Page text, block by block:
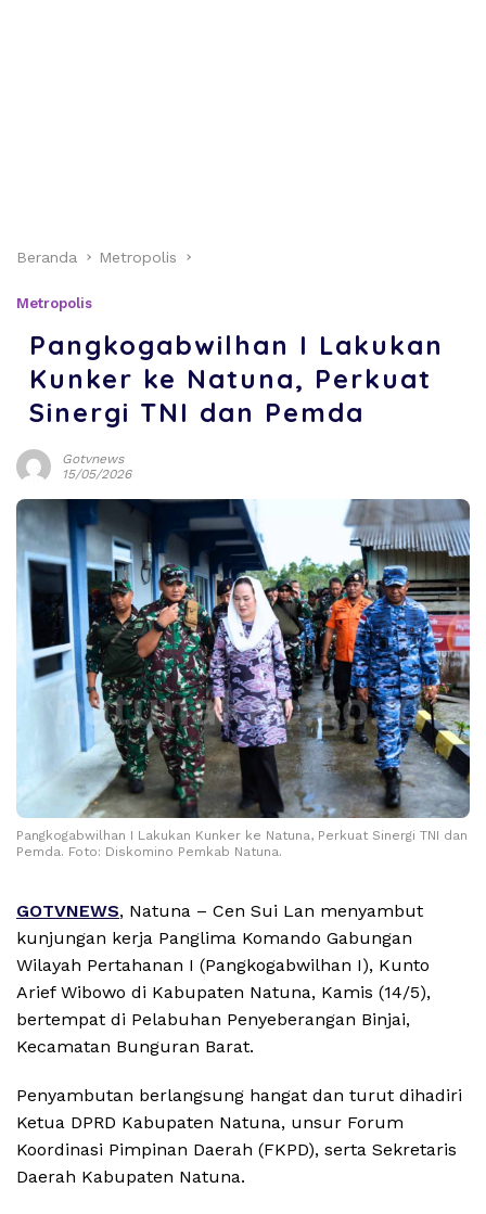
Beranda Metropolis
Metropolis
Pangkogabwilhan I Lakukan
Kunker ke Natuna, Perkuat
Sinergi TNI dan Pemda
Gotvnews
15/05/2026
Pangkogabwilhan I Lakukan Kunker ke Natuna, Perkuat Sinergi TNI dan
Pemda. Foto: Diskomino Pemkab Natuna.
GOTVNEWS, Natuna – Cen Sui Lan menyambut
kunjungan kerja Panglima Komando Gabungan
Wilayah Pertahanan I (Pangkogabwilhan I), Kunto
Arief Wibowo di Kabupaten Natuna, Kamis (14/5),
bertempat di Pelabuhan Penyeberangan Binjai,
Kecamatan Bunguran Barat.
Penyambutan berlangsung hangat dan turut dihadiri
Ketua DPRD Kabupaten Natuna, unsur Forum
Koordinasi Pimpinan Daerah (FKPD), serta Sekretaris
Daerah Kabupaten Natuna.